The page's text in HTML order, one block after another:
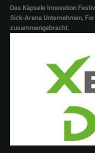
Das Käpsele Innovation
Sick-Arena Unternehmen,
zusammengebracht.